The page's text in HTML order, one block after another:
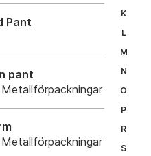
K
L
M
N
O
P
R
S
Pant
pant